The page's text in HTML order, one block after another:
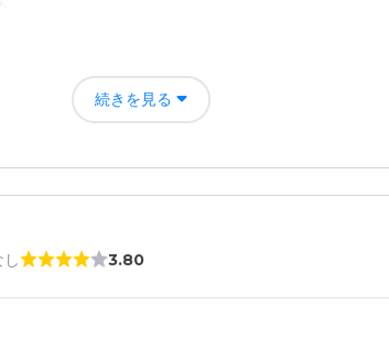
することが出来たので、前ページで述べた家族とし
ようで、清潔感を感じた。また、立地も岡の上で、
程度だったが、話し方も丁寧で、親切さを感じた。
続きを見る
3.80